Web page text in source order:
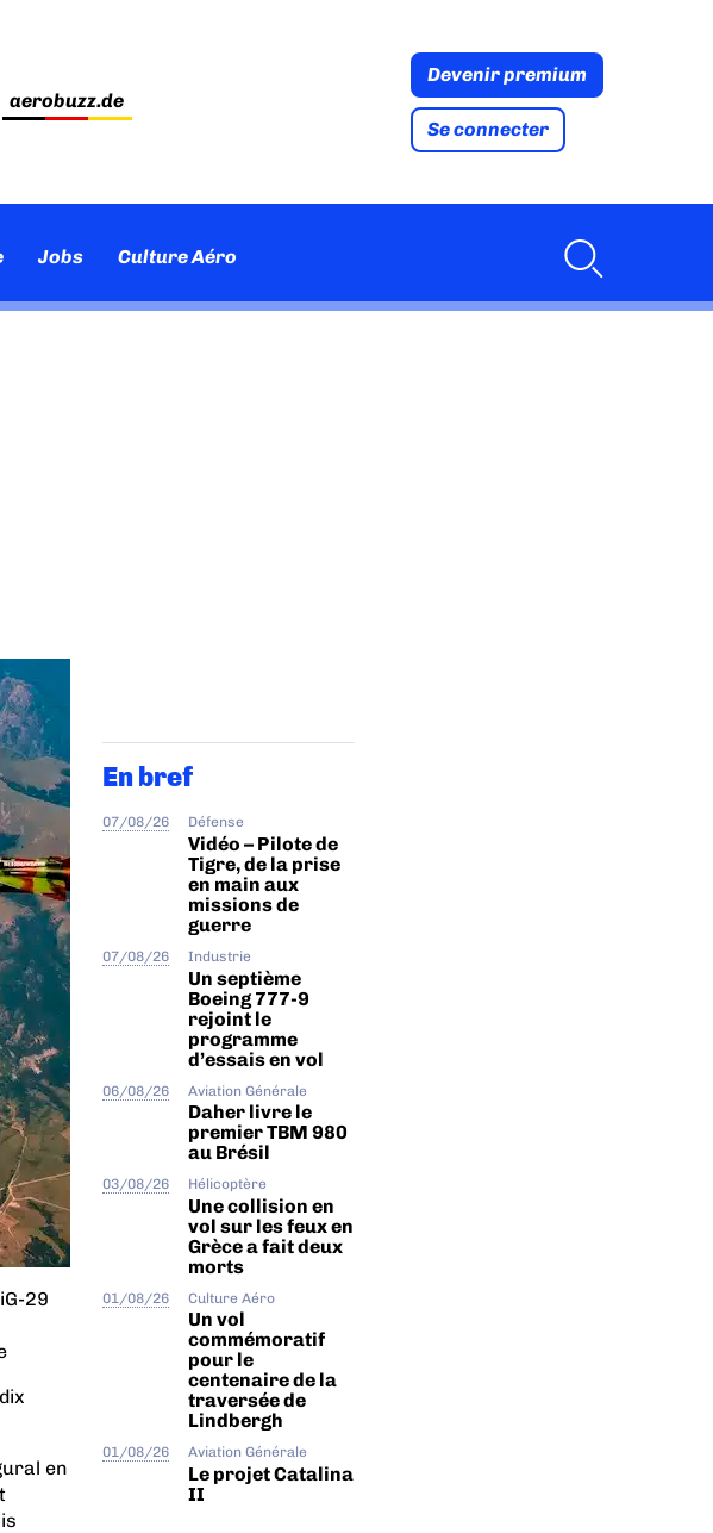
aerobuzz.de
Devenir premium
Se connecter
Jobs Culture Aéro
29
en
En bref
07/08/26 Défense
Vidéo – Pilote de
Tigre, de la prise
en main aux
missions de
guerre
07/08/26 Industrie
Un septième
Boeing 777-9
rejoint le
programme
d’essais en vol
06/08/26 Aviation Générale
Daher livre le
premier TBM 980
au Brésil
03/08/26 Hélicoptère
Une collision en
vol sur les feux en
Grèce a fait deux
morts
01/08/26 Culture Aéro
Un vol
commémoratif
pour le
centenaire de la
traversée de
Lindbergh
01/08/26 Aviation Générale
Le projet Catalina
II